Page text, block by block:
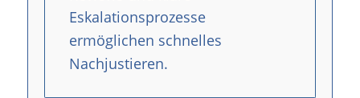
Eskalationsprozesse
ermöglichen schnelles
Nachjustieren.